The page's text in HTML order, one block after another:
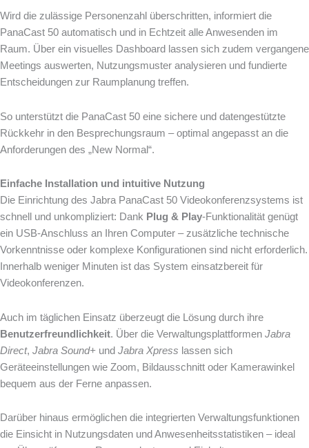
Wird die zulässige Personenzahl überschritten, informiert die
PanaCast 50 automatisch und in Echtzeit alle Anwesenden im
Raum. Über ein visuelles Dashboard lassen sich zudem vergangene
Meetings auswerten, Nutzungsmuster analysieren und fundierte
Entscheidungen zur Raumplanung treffen.
So unterstützt die PanaCast 50 eine sichere und datengestützte
Rückkehr in den Besprechungsraum – optimal angepasst an die
Anforderungen des „New Normal“.
Einfache Installation und intuitive Nutzung
Die Einrichtung des Jabra PanaCast 50 Videokonferenzsystems ist
schnell und unkompliziert: Dank Plug & Play-Funktionalität genügt
ein USB-Anschluss an Ihren Computer – zusätzliche technische
Vorkenntnisse oder komplexe Konfigurationen sind nicht erforderlich.
Innerhalb weniger Minuten ist das System einsatzbereit für
Videokonferenzen.
Auch im täglichen Einsatz überzeugt die Lösung durch ihre
Benutzerfreundlichkeit. Über die Verwaltungsplattformen Jabra
Direct, Jabra Sound+ und Jabra Xpress lassen sich
Geräteeinstellungen wie Zoom, Bildausschnitt oder Kamerawinkel
bequem aus der Ferne anpassen.
Darüber hinaus ermöglichen die integrierten Verwaltungsfunktionen
die Einsicht in Nutzungsdaten und Anwesenheitsstatistiken – ideal